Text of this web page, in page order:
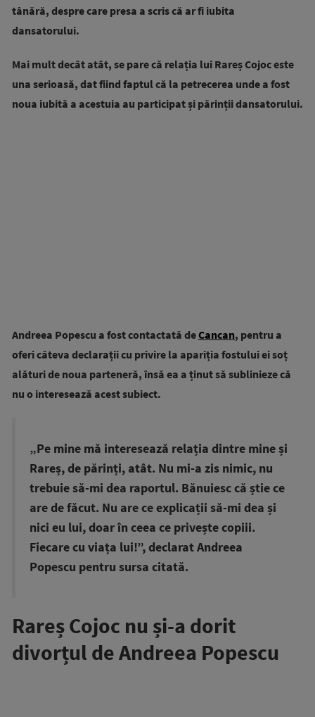
tânără, despre care presa a scris că ar fi iubita
dansatorului.
Mai mult decât atât, se pare că relația lui Rareș Cojoc este
una serioasă, dat fiind faptul că la petrecerea unde a fost
noua iubită a acestuia au participat și părinții dansatorului.
Andreea Popescu a fost contactată deCancan, pentru a
oferi câteva declarații cu privire la apariția fostului ei soț
alături de noua parteneră, însă ea a ținut să sublinieze că
nu o interesează acest subiect.
„Pe mine mă interesează relația dintre mine și
Rareș, de părinți, atât. Nu mi-a zis nimic, nu
trebuie să-mi dea raportul. Bănuiesc că știe ce
are de făcut. Nu are ce explicații să-mi dea și
nici eu lui, doar în ceea ce privește copiii.
Fiecare cu viața lui!”, declarat Andreea
Popescu pentru sursa citată.
Rareș Cojoc nu și-a dorit
divorțul de Andreea Popescu